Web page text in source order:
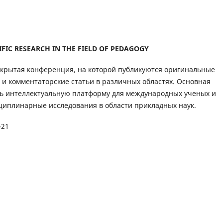
RESEARCH IN THE FIELD OF PEDAGOGY
конференция, на которой публикуются оригинальные
и комментаторские статьи в различных областях. Основная
интеллектуальную платформу для международных ученых и
исследования в области прикладных наук.